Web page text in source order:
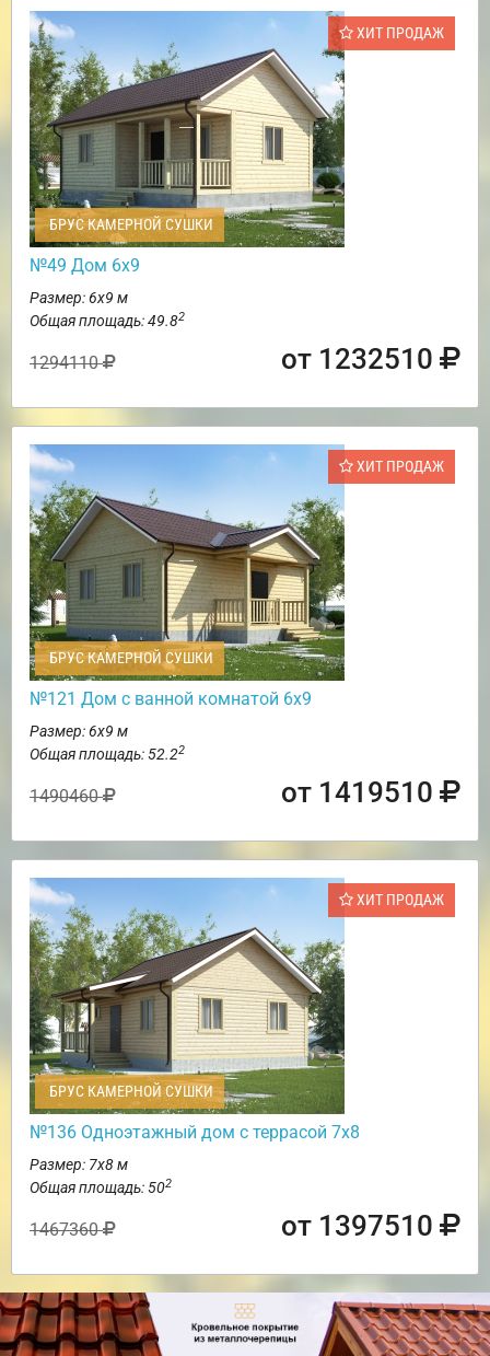
ХИТ ПРОДАЖ
БРУС КАМЕРНОЙ СУШКИ
№49 Дом 6х9
Размер: 6х9 м
Общая площадь: 49.82
1294110 от 1232510
ХИТ ПРОДАЖ
БРУС КАМЕРНОЙ СУШКИ
№121 Дом с ванной комнатой 6х9
Размер: 6х9 м
Общая площадь: 52.22
1490460 от 1419510
ХИТ ПРОДАЖ
БРУС КАМЕРНОЙ СУШКИ
№136 Одноэтажный дом с террасой 7х8
Размер: 7х8 м
Общая площадь: 502
1467360 от 1397510